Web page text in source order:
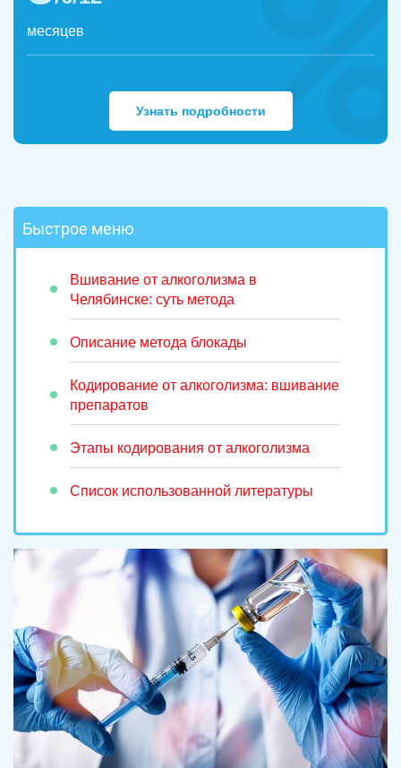
месяцев
Узнать подробности
Быстрое меню
Вшивание от алкоголизма в
Челябинске: суть метода
Описание метода блокады
Кодирование от алкоголизма: вшивание
препаратов
Этапы кодирования от алкоголизма
Список использованной литературы